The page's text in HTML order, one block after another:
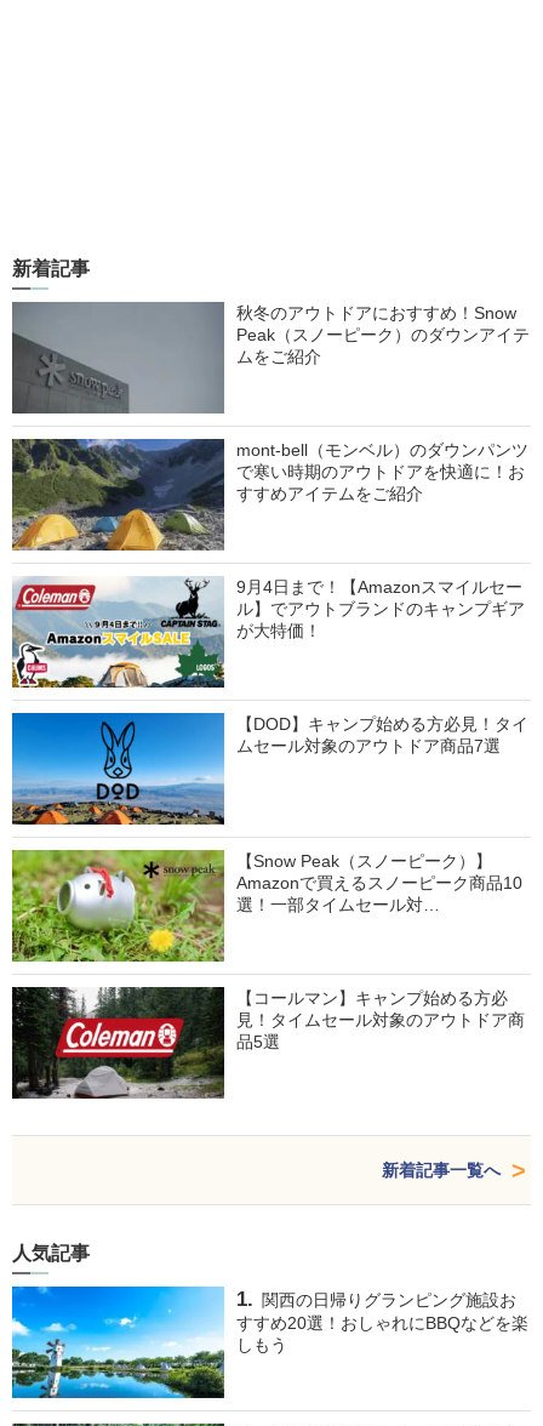
新着記事
秋冬のアウトドアにおすすめ！Snow
Peak（スノーピーク）のダウンアイテ
ムをご紹介
mont-bell（モンベル）のダウンパンツ
で寒い時期のアウトドアを快適に！お
すすめアイテムをご紹介
9月4日まで！【Amazonスマイルセー
ル】でアウトブランドのキャンプギア
が大特価！
【DOD】キャンプ始める方必見！タイ
ムセール対象のアウトドア商品7選
【Snow Peak（スノーピーク）】
Amazonで買えるスノーピーク商品10
選！一部タイムセール対…
【コールマン】キャンプ始める方必
見！タイムセール対象のアウトドア商
品5選
新着記事一覧へ
人気記事
関西の日帰りグランピング施設お
すすめ20選！おしゃれにBBQなどを楽
しもう